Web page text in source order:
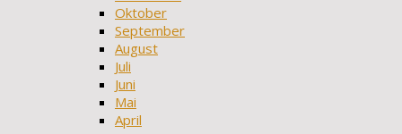
Oktober
September
August
Juli
Juni
Mai
April